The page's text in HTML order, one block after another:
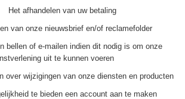
afhandelen van uw betaling
onze nieuwsbrief en/of reclamefolder
of e-mailen indien dit nodig is om onze
uit te kunnen voeren
wijzigingen van onze diensten en producten
te bieden een account aan te maken